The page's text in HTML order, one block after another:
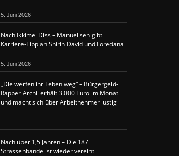
5. Juni 2026
Nach Ikkimel Diss – Manuellsen gibt
Karriere-Tipp an Shirin David und Loredana
5. Juni 2026
„Die werfen ihr Leben weg“ – Bürgergeld-
Rapper Archii erhält 3.000 Euro im Monat
und macht sich über Arbeitnehmer lustig
Nach über 1,5 Jahren – Die 187
Strassenbande ist wieder vereint